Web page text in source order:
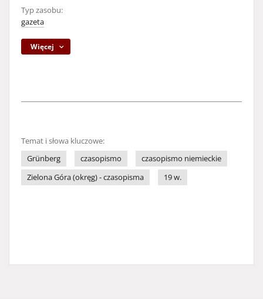
Typ zasobu:
gazeta
Więcej
Temat i słowa kluczowe:
Grünberg
czasopismo
czasopismo niemieckie
Zielona Góra (okręg) - czasopisma
19 w.